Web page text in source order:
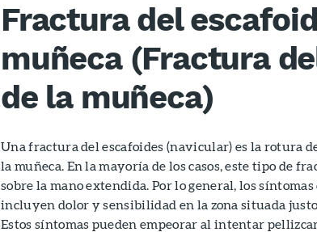
Fractura del
muñeca (Fractura
de la muñeca)
Una fractura del escafoides (navicular) es la rotura
la muñeca. En la mayoría de los casos, este tipo de
sobre la mano extendida. Por lo general, los
incluyen dolor y sensibilidad en la zona situada justo
Estos síntomas pueden empeorar al intentar